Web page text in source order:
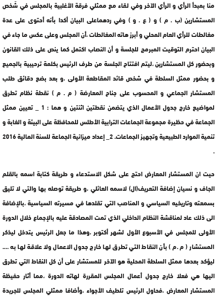
منا بمبدأ الرأي و الرأي الآخر وفي لقاء مع ممثلي فرقة الأغلبية بالمجلس في شَخص
المستشارين (ب . م ) و ( ع . و ) وفي ردهماعلى البيان أكدا بأنه أحتوى على عدة
مغالطات للرأي العام المحلي و أبرز هاته المغالطات ،أن المجلس وعلى عكس ما جاء في
البيان احترم التوقيت المبرمج للجلسة و أن النصاب اكتمل كما ينص على ذلك القانون
وبحضور كل المستشارين ،ليتم افتتاح الجلسة من طرف الرئيس بكلمة ترحيبية بالجميع
و بحضور ممثل السلطة في شخص قائد المقاطعة الأولى ،و بعد بضع دقائق طلب
المستشار الجماعي و المحسوب على جناح المعارضة ( م . م ) نقطة نظام تطرق
لمواضيع خارج جدول الأعمال الذي يتضمن نقطتين اثنتين و هما : 1 _ تعيين ممثل
الجماعة في حظيرة مجموعة الجماعات الترابية الأطلس للمحافظة على البيئة و الغابة و
تنمية الموارد الطبيعية وتجهيز الجماعات. 2_ إعداد ميزانية الجماعة للسنة المالية 2016
.
حيت ان المستشار المعارض احتج على شكل الاستدعاء و طريقة كتابة اسمه بالقلم
الجاف و نسيان إضافة التعريف(ال) لاسمه العائلي ،و طريقة توصله بها والتي لا تليق
بسمعته وتاريخيه السياسي و المناصب التي تقلدها في مسيرته السياسية ،بالإضافة
الى ذلك عاد لمناقشة النظام الداخلي الذي تمت المصادقة عليه بالإجماع خلال الدورة
الأولى للمجلس في الأسبوع الأول لشهر أكتوبر ،وهذا ما جعل الرئيس يتدخل ليذكر
المستشار ( م .م ) بأن النقاط التي تطرق لها خارج جدول الاعمال ولا علاقة لها به ….
ليؤكد بعدها ممثل السلطة المحلية هو الآخر للمستشار على أن كل النقاط التي تطرق
اليها هي فعلا خارج جدول أعمال المجلس المقررة لهاته الدورة ،مما أثار حفيظة
المستشار المعارض ،فحاول الرئيس تلطيف الأجواء ،وأضافا ممثلي المجلس للجريدة